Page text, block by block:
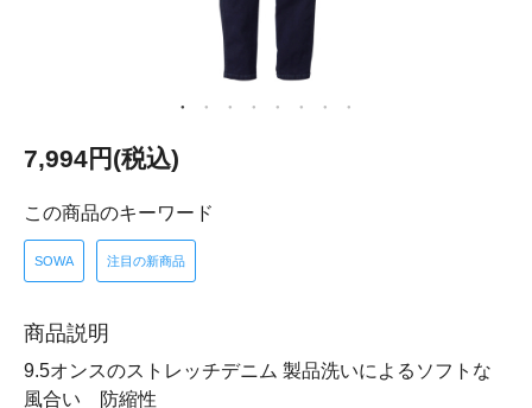
7,994円(税込)
この商品のキーワード
SOWA 注目の新商品
商品説明
9.5オンスのストレッチデニム 製品洗いによるソフトな
風合い 防縮性